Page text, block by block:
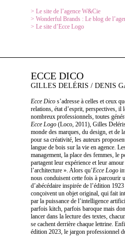
> Le site de l’agence W&Cie
> Wonderful Brands : Le blog de
> Le site d’Ecce Logo
ECCE DICO
GILLES DELÉRIS / DENIS
Ecce Dico s’adresse à celles et ceux
relations, état d’esprit, perspectives,
nombreux professionnels, toutes
Ecce Logo (Loco, 2011), Gilles
monde des marques, du design, et de
pour sa créativité, les auteurs
langue de bois sur la vie en agence.
management, la place des femmes, le
partagent leur expérience et leur
l’architecture ». Alors qu’Ecce Logo
nous conduisent cette fois à parcourir
d’abécédaire inspirée de l’édition
conçoivent un objet original, qui fait
par la puissance de l’intelligence
parfois kitch, parfois baroque mais
lancer dans la lecture des textes,
se cachent derrière chaque lettrine.
édition 2023, le jargon professionnel